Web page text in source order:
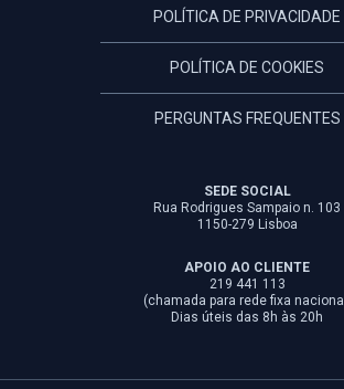
POLÍTICA DE PRIVACIDADE
POLÍTICA DE COOKIES
PERGUNTAS FREQUENTES
SEDE SOCIAL
Rua Rodrigues Sampaio n. 103
1150-279 Lisboa
APOIO AO CLIENTE
219 441 113
(chamada para rede fixa
Dias úteis das 8h às 20h